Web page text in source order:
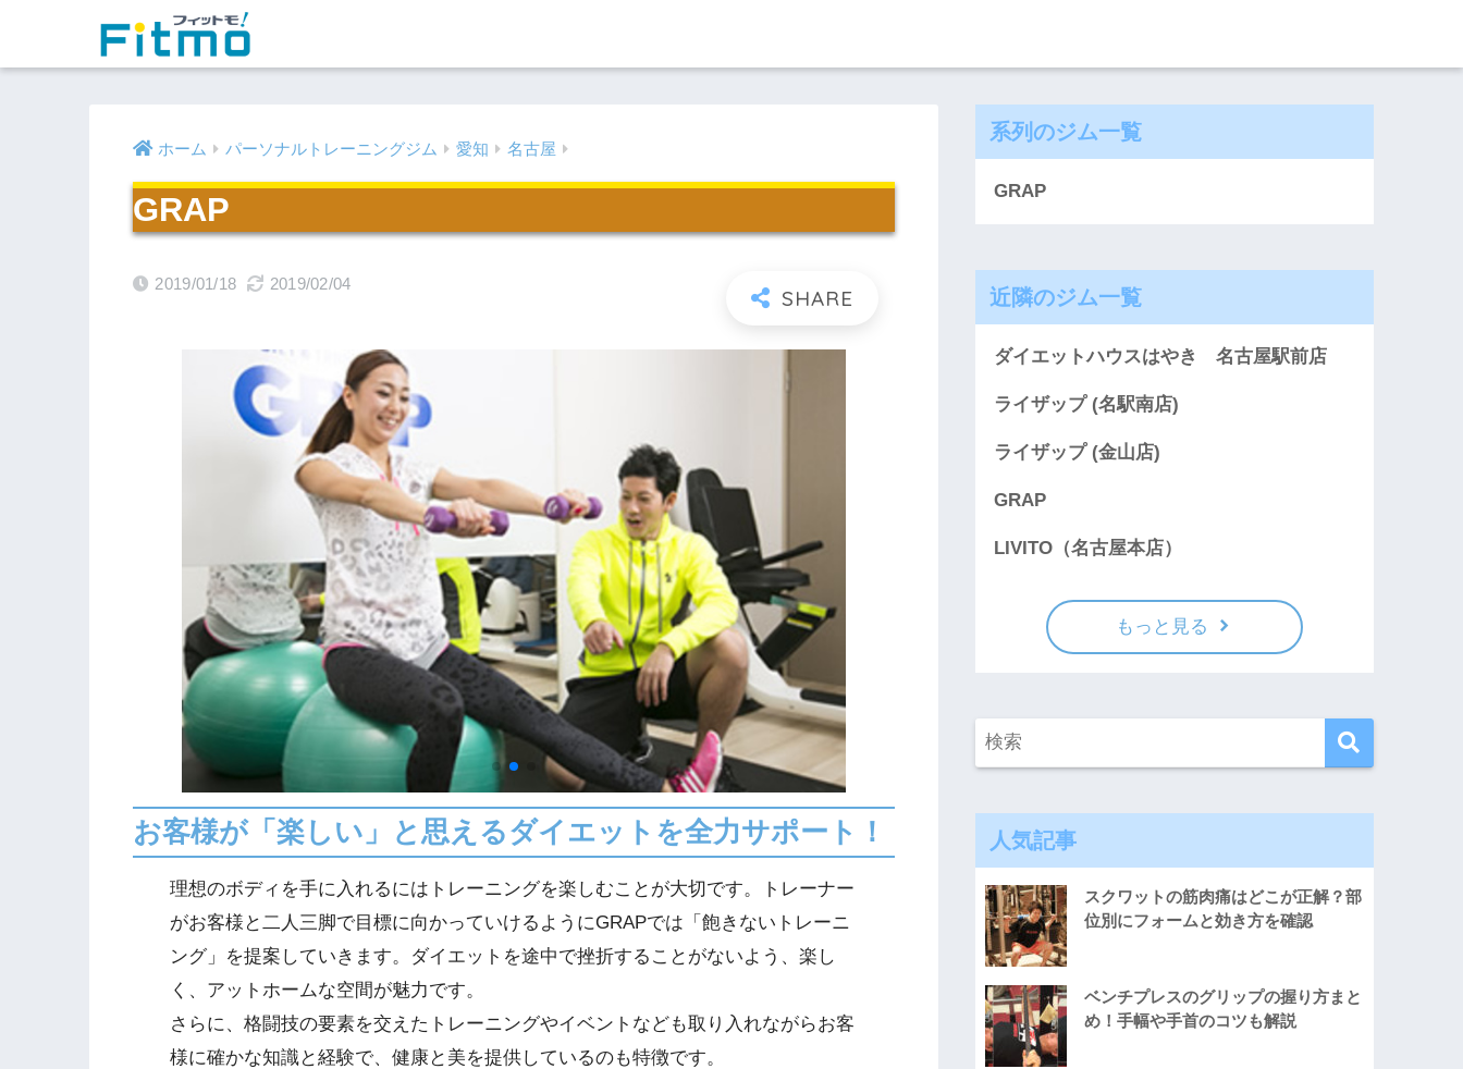
ホーム パーソナルトレーニングジム 愛知 名古屋
GRAP
2019/01/18 2019/02/04
お客様が「楽しい」と思えるダイエットを全力サポート！
理想のボディを手に入れるにはトレーニングを楽しむことが大切です。トレーナー
がお客様と二人三脚で目標に向かっていけるようにGRAPでは「飽きないトレーニ
ング」を提案していきます。ダイエットを途中で挫折することがないよう、楽し
く、アットホームな空間が魅力です。
さらに、格闘技の要素を交えたトレーニングやイベントなども取り入れながらお客
様に確かな知識と経験で、健康と美を提供しているのも特徴です。
系列のジム一覧
GRAP
近隣のジム一覧
ダイエットハウスはやき 名古屋駅前店
ライザップ (名駅南店)
ライザップ (金山店)
GRAP
LIVITO（名古屋本店）
もっと見る
人気記事
スクワットの筋肉痛はどこが正解？部
位別にフォームと効き方を確認
ベンチプレスのグリップの握り方まと
め！手幅や手首のコツも解説